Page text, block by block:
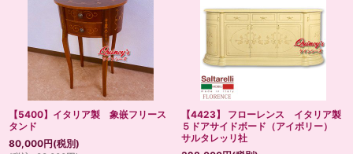
【5400】イタリア製 象嵌フリース
タンド
80,000円(税別)
【4423】 フローレンス イタリア製
５ドアサイドボード（アイボリー）
サルタレッリ社